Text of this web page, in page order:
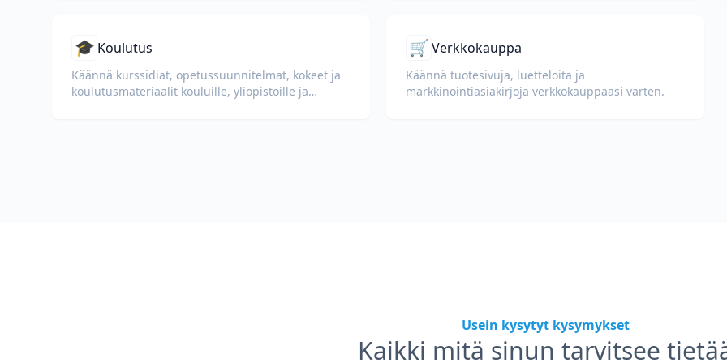
🎓 Koulutus
Käännä kurssidiat, opetussuunnitelmat, kokeet ja
koulutusmateriaalit kouluille, yliopistoille ja
🛒Verkkokauppa
Käännä tuotesivuja, luetteloita ja
markkinointiasiakirjoja verkkokauppaasi varten.
Usein kysytyt kysymykset
Kaikki mitä sinun tarvitsee